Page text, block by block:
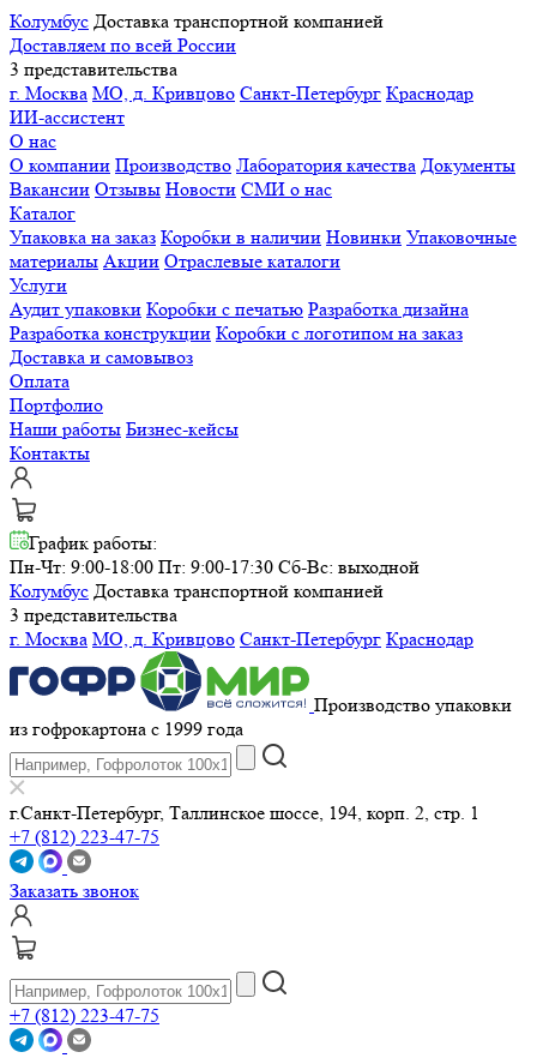
Колумбус Доставка транспортной компанией
Доставляем по всей России
3 представительства
г. Москва МО, д. Кривцово Санкт-Петербург Краснодар
ИИ-ассистент
О нас
О компании Производство Лаборатория качества Документы
Вакансии Отзывы Новости СМИ о нас
Каталог
Упаковка на заказ Коробки в наличии Новинки Упаковочные
материалы Акции Отраслевые каталоги
Услуги
Аудит упаковки Коробки с печатью Разработка дизайна
Разработка конструкции Коробки с логотипом на заказ
Доставка и самовывоз
Оплата
Портфолио
Наши работы Бизнес-кейсы
Контакты
График работы:
Пн-Чт: 9:00-18:00 Пт: 9:00-17:30 Сб-Вс: выходной
Колумбус Доставка транспортной компанией
3 представительства
г. Москва МО, д. Кривцово Санкт-Петербург Краснодар
Производство упаковки
из гофрокартона с 1999 года
г.Санкт-Петербург, Таллинское шоссе, 194, корп. 2, стр. 1
+7 (812) 223-47-75
Заказать звонок
+7 (812) 223-47-75